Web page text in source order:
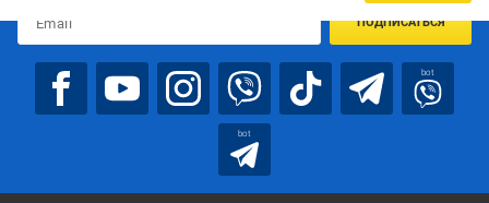
ПОДПИСАТЬСЯ
bot
bot